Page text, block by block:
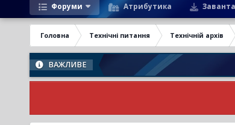
Форуми Атрибутика
Головна Технічні питання Технічній архів
ВАЖЛИВЕ